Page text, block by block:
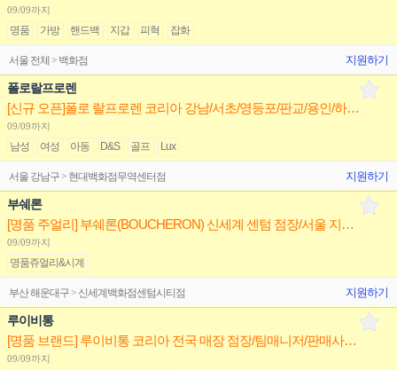
09/09까지
명품 가방 핸드백 지갑 피혁 잡화
서울 전체 > 백화점 지원하기
폴로랄프로렌
[신규 오픈]폴로 랄프로렌 코리아 강남/서초/영등포/판교/용인/하남 매니저/부매니저/시니어/주니어 채용
09/09까지
남성 여성 아동 D&S 골프 Lux
서울 강남구 > 현대백화점무역센터점 지원하기
부쉐론
[명품 주얼리] 부쉐론(BOUCHERON) 신세계 센텀 점장/서울 지역 백화점 판매사원 채용
09/09까지
명품쥬얼리&시계
부산 해운대구 > 신세계백화점센텀시티점 지원하기
루이비통
[명품 브랜드] 루이비통 코리아 전국 매장 점장/팀매니저/판매사원(신입/경력) 채용
09/09까지